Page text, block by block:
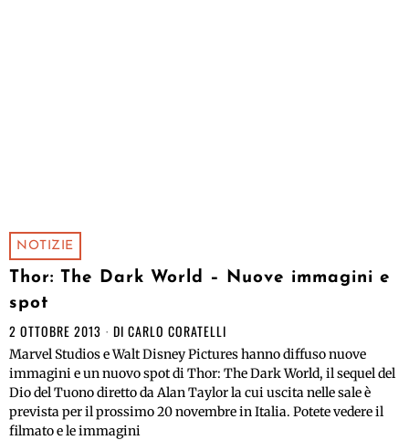
NOTIZIE
Thor: The Dark World – Nuove immagini e
spot
2 OTTOBRE 2013 DI CARLO CORATELLI
Marvel Studios e Walt Disney Pictures hanno diffuso nuove
immagini e un nuovo spot di Thor: The Dark World, il sequel del
Dio del Tuono diretto da Alan Taylor la cui uscita nelle sale è
prevista per il prossimo 20 novembre in Italia. Potete vedere il
filmato e le immagini